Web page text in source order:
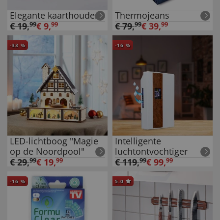
Elegante kaarthouder
€19,99€ 9,99
Thermojeans
€79,99€ 39,99
-33 %
LED-lichtboog "Magie
op de Noordpool"
€29,99€ 19,99
-16 %
Intelligente
luchtontvochtiger
€119,99€ 99,99
-16 % 5.0